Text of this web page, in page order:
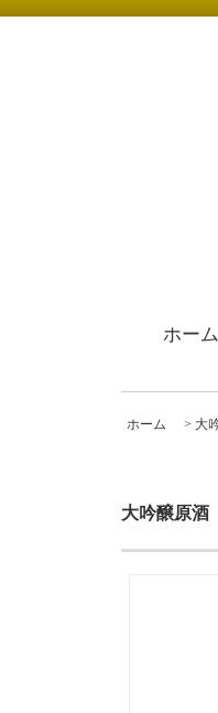
ホーム
ホーム > 大
大吟醸原酒